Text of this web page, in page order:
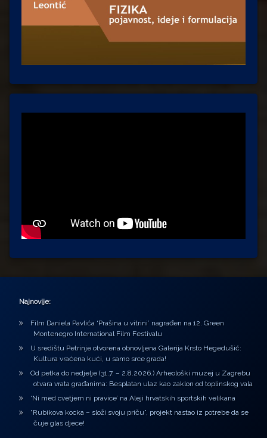
Najnovije:
Film Daniela Pavlića ‘Prašina u vitrini’ nagrađen na 12. Green
Montenegro International Film Festivalu
U središtu Petrinje otvorena obnovljena Galerija Krsto Hegedušić:
Kultura vraćena kući, u samo srce grada!
Od petka do nedjelje (31.7. – 2.8.2026.) Arheološki muzej u Zagrebu
otvara vrata građanima: Besplatan ulaz kao zaklon od toplinskog vala
‘Ni med cvetjem ni pravice’ na Aleji hrvatskih sportskih velikana
“Rubikova kocka – složi svoju priču”, projekt nastao iz potrebe da se
čuje glas djece!